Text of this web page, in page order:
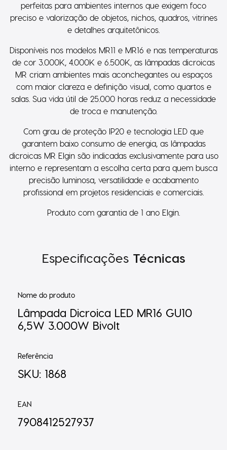
perfeitas para ambientes internos que exigem foco
preciso e valorização de objetos, nichos, quadros, vitrines
e detalhes arquitetônicos.
Disponíveis nos modelos MR11 e MR16 e nas temperaturas
de cor 3.000K, 4.000K e 6.500K, as lâmpadas dicroicas
MR criam ambientes mais aconchegantes ou espaços
com maior clareza e definição visual, como quartos e
salas. Sua vida útil de 25.000 horas reduz a necessidade
de troca e manutenção.
Com grau de proteção IP20 e tecnologia LED que
garantem baixo consumo de energia, as lâmpadas
dicroicas MR Elgin são indicadas exclusivamente para uso
interno e representam a escolha certa para quem busca
precisão luminosa, versatilidade e acabamento
profissional em projetos residenciais e comerciais.
Produto com garantia de 1 ano Elgin.
Especificações Técnicas
Nome do produto
Lâmpada Dicroica LED MR16 GU10
6,5W 3.000W Bivolt
Referência
SKU: 1868
EAN
7908412527937